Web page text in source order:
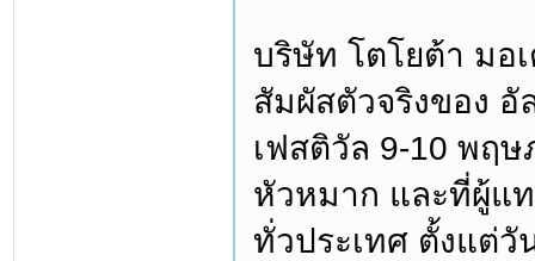
บริษัท โตโยต้า มอ
สัมผัสตัวจริงของ อั
เฟสติวัล 9-10 พฤ
หัวหมาก และที่ผู้แ
ทั่วประเทศ ตั้งแต่วั